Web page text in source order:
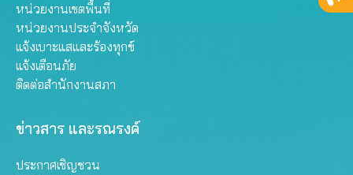
หน่วยงานเขตพื้นที่
หน่วยงานประจำจังหวัด
แจ้งเบาะแสและร้องทุกข์
แจ้งเตือนภัย
ติดต่อสำนักงานสภา
ข่าวสาร และรณรงค์
ประกาศเชิญชวน